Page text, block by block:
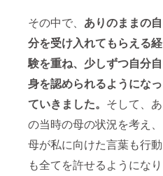
その中で、 ありのままの自
分を受け入れてもらえる経
験を重ね、少しずつ自分自
身を認められるようになっ
ていきました。 そして、あ
の当時の母の状況を考え、
母が私に向けた言葉も行動
も全てを許せるようになり